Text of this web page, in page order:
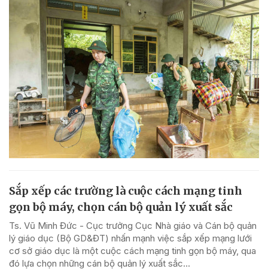
Sắp xếp các trường là cuộc cách mạng tinh
gọn bộ máy, chọn cán bộ quản lý xuất sắc
Ts. Vũ Minh Đức - Cục trưởng Cục Nhà giáo và Cán bộ quản
lý giáo dục (Bộ GD&ĐT) nhấn mạnh việc sắp xếp mạng lưới
cơ sở giáo dục là một cuộc cách mạng tinh gọn bộ máy, qua
đó lựa chọn những cán bộ quản lý xuất sắc...